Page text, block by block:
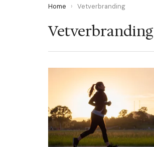
Home › Vetverbranding
Vetverbranding